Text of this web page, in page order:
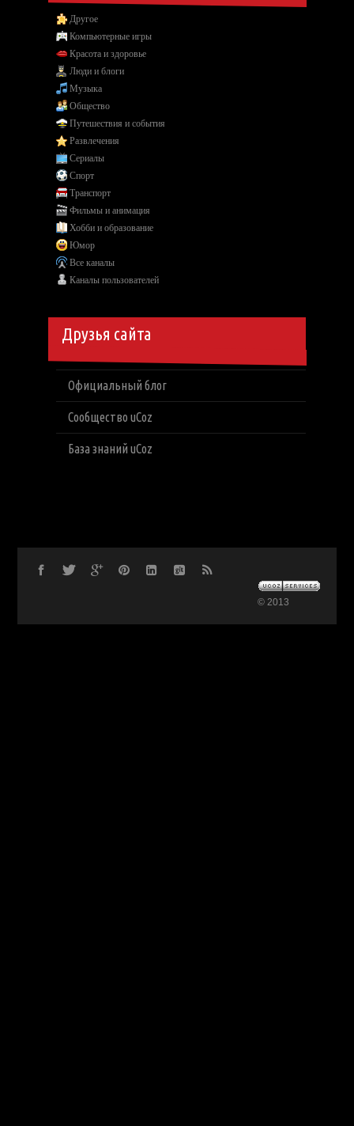
Другое
Компьютерные игры
Красота и здоровье
Люди и блоги
Музыка
Общество
Путешествия и события
Развлечения
Сериалы
Спорт
Транспорт
Фильмы и анимация
Хобби и образование
Юмор
Все каналы
Каналы пользователей
Друзья сайта
Официальный блог
Сообщество uCoz
База знаний uCoz
© 2013